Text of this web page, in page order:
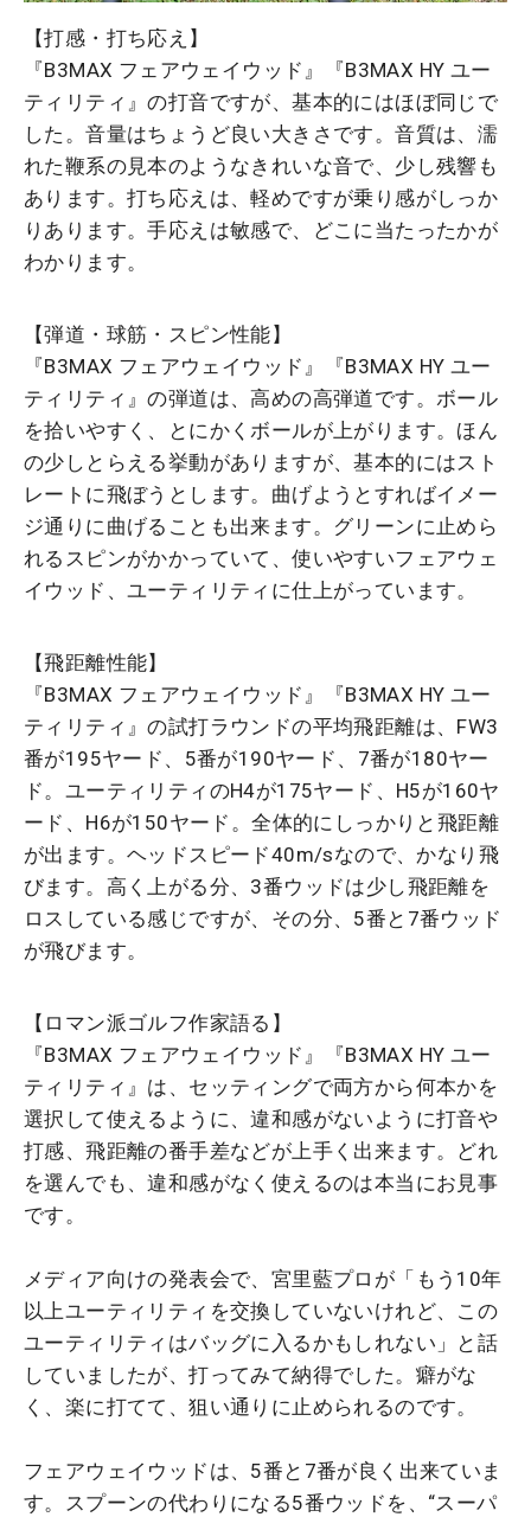
【打感・打ち応え】
『B3MAX フェアウェイウッド』『B3MAX HY ユー
ティリティ』の打音ですが、基本的にはほぼ同じで
した。音量はちょうど良い大きさです。音質は、濡
れた鞭系の見本のようなきれいな音で、少し残響も
あります。打ち応えは、軽めですが乗り感がしっか
りあります。手応えは敏感で、どこに当たったかが
わかります。
【弾道・球筋・スピン性能】
『B3MAX フェアウェイウッド』『B3MAX HY ユー
ティリティ』の弾道は、高めの高弾道です。ボール
を拾いやすく、とにかくボールが上がります。ほん
の少しとらえる挙動がありますが、基本的にはスト
レートに飛ぼうとします。曲げようとすればイメー
ジ通りに曲げることも出来ます。グリーンに止めら
れるスピンがかかっていて、使いやすいフェアウェ
イウッド、ユーティリティに仕上がっています。
【飛距離性能】
『B3MAX フェアウェイウッド』『B3MAX HY ユー
ティリティ』の試打ラウンドの平均飛距離は、FW3
番が195ヤード、5番が190ヤード、7番が180ヤー
ド。ユーティリティのH4が175ヤード、H5が160ヤ
ード、H6が150ヤード。全体的にしっかりと飛距離
が出ます。ヘッドスピード40m/sなので、かなり飛
びます。高く上がる分、3番ウッドは少し飛距離を
ロスしている感じですが、その分、5番と7番ウッド
が飛びます。
【ロマン派ゴルフ作家語る】
『B3MAX フェアウェイウッド』『B3MAX HY ユー
ティリティ』は、セッティングで両方から何本かを
選択して使えるように、違和感がないように打音や
打感、飛距離の番手差などが上手く出来ます。どれ
を選んでも、違和感がなく使えるのは本当にお見事
です。
メディア向けの発表会で、宮里藍プロが「もう10年
以上ユーティリティを交換していないけれど、この
ユーティリティはバッグに入るかもしれない」と話
していましたが、打ってみて納得でした。癖がな
く、楽に打てて、狙い通りに止められるのです。
フェアウェイウッドは、5番と7番が良く出来ていま
す。スプーンの代わりになる5番ウッドを、“スーパ